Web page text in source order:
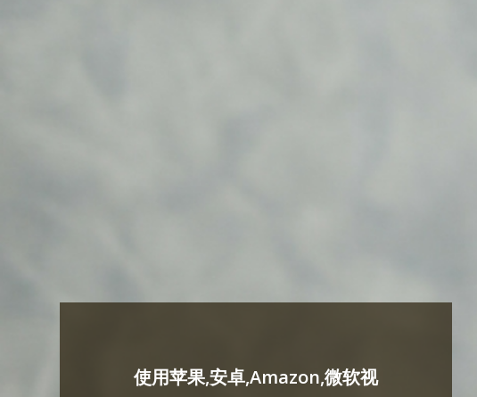
使用苹果,安卓,Amazon,微软视